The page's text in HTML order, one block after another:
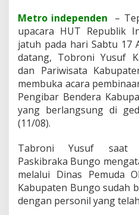
n
g
r
e
s
m
m
e
u
a
P
e
m
Metro independen
–
upacara HUT Republik
jatuh pada hari Sabtu 17
datang, Tobroni Yusuf
dan Pariwisata
membuka acara
Pengibar Bendera
yang berlangsung di
(11/08).
Tabroni Yusuf saat
Paskibraka Bungo
melalui Dinas Pemuda
Kabupaten Bungo sudah
dengan personil yang